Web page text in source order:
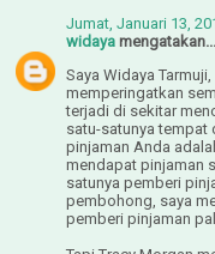
Jumat, Januari 13,
widaya mengatakan...
Saya Widaya
memperingatkan
terjadi di sekitar
satu-satunya tempat
pinjaman Anda
mendapat pinjaman
satunya pemberi
pembohong, saya
pemberi pinjaman